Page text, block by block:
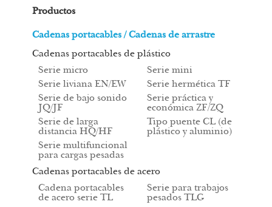
Productos
Cadenas portacables / Cadenas de arrastre
Cadenas portacables de plástico
Serie micro
Serie mini
Serie liviana EN/EW
Serie hermética TF
Serie de bajo sonido
JQ/JF
Serie práctica y
económica ZF/ZQ
Serie de larga
distancia HQ/HF
Tipo puente CL (de
plástico y aluminio)
Serie multifuncional
para cargas pesadas
Cadenas portacables de acero
Cadena portacables
de acero serie TL
Serie para trabajos
pesados TLG